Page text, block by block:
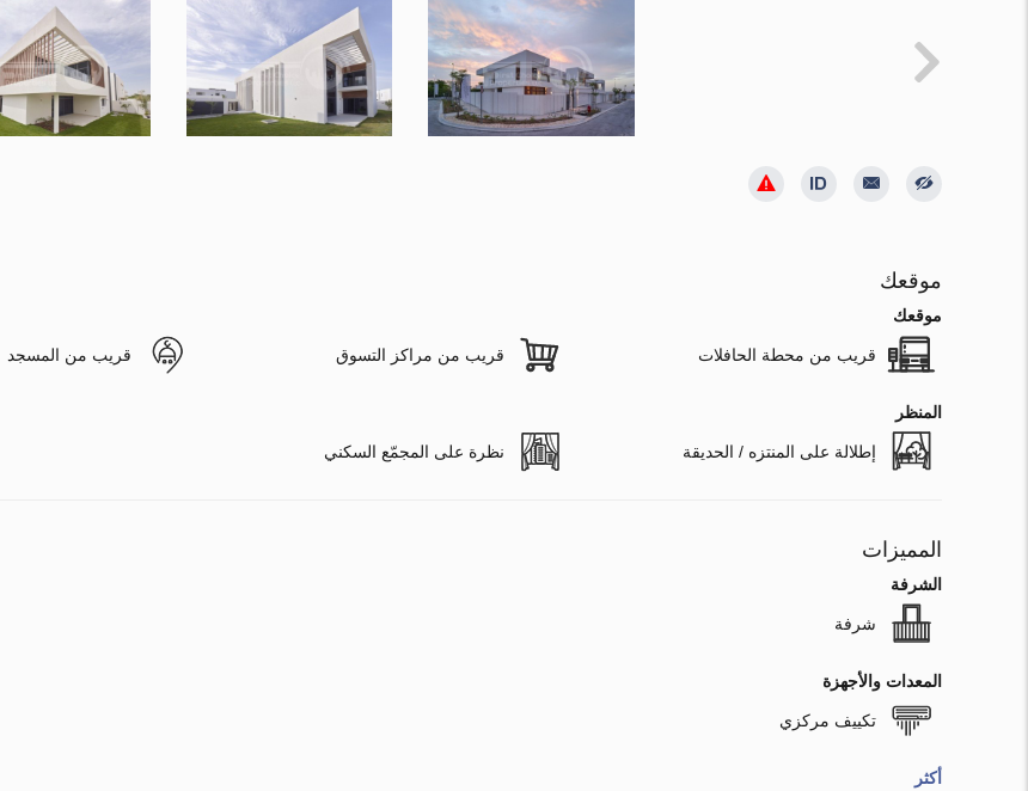
موقعك
موقعك
قريب من محطة الحافلات قريب من مراكز التسوق قريب من المسجد
المنظر
إطلالة على المنتزه / الحديقة نظرة على المجمّع السكني
المميزات
الشرفة
شرفة
المعدات والأجهزة
تكييف مركزي
أكثر